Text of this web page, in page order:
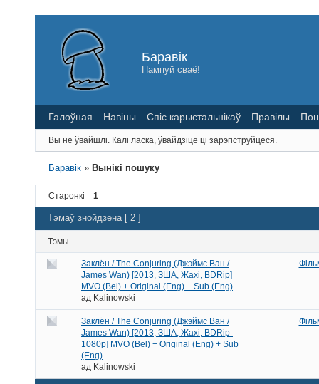
Баравік
Пампуй сваё!
Галоўная Навіны Спіс карыстальнікаў Правілы
Вы не ўвайшлі. Калі ласка, ўвайдзіце ці зарэгіструйцеся.
Баравік » Вынікі пошуку
Старонкі 1
Тэмаў знойдзена [ 2 ]
Тэмы
Заклён / The Conjuring (Джэймс Ван /
James Wan) [2013, ЗША, Жахі, BDRip]
MVO (Bel) + Original (Eng) + Sub (Eng)
ад Kalinowski
Заклён / The Conjuring (Джэймс Ван /
James Wan) [2013, ЗША, Жахі, BDRip-
1080p] MVO (Bel) + Original (Eng) + Sub
(Eng)
ад Kalinowski